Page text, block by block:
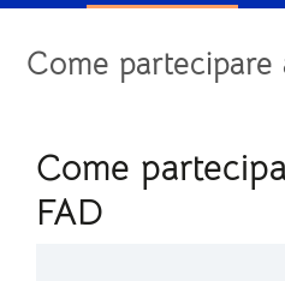
Come partecipare
Come
FAD